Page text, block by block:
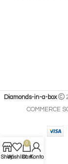
Diamonds-in-a-box
COMMERCE
ShopWishlist
0
CartKonto